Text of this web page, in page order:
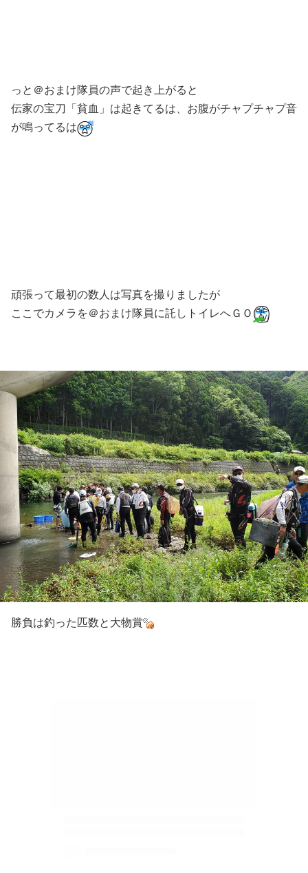
っと＠おまけ隊員の声で起き上がると
伝家の宝刀「貧血」は起きてるは、お腹がチャプチャプ音
が鳴ってるは
頑張って最初の数人は写真を撮りましたが
ここでカメラを＠おまけ隊員に託しトイレへＧＯ
勝負は釣った匹数と大物賞